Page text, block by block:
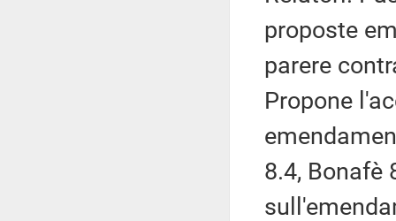
proposte
parere
Propone
8.4, Bonafè